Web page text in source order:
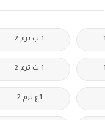
1 ب ترم 2
1 ث ترم 2
1ع ترم 2